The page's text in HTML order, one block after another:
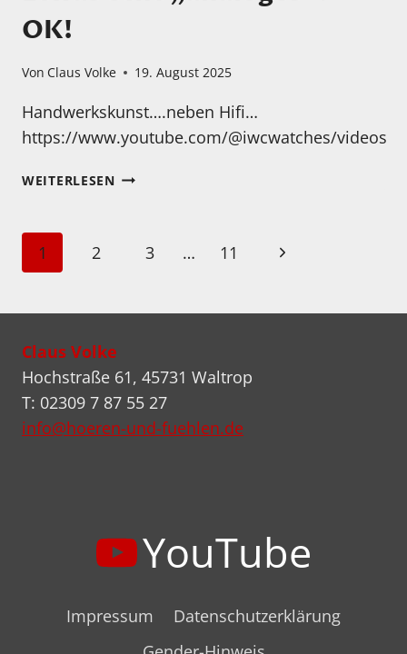
OK!
Von Claus Volke 19. August 2025
Handwerkskunst….neben Hifi…
https://www.youtube.com/@iwcwatches/videos
WEITERLESENETWAS
Seitennavigation
1 2 3 … 11
Nächste
Claus Volke
Hochstraße 61, 45731 Waltrop
T: 02309 7 87 55 27
info@hoeren-und-fuehlen.de
YouTube
Impressum
Datenschutzerklärung